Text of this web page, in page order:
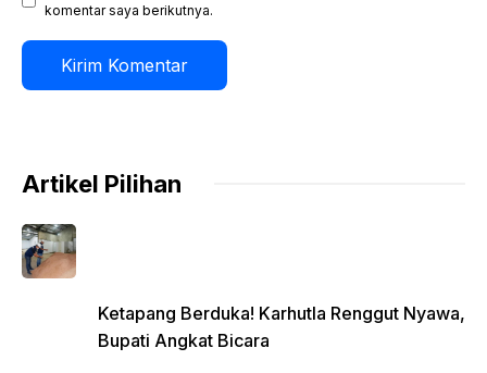
komentar saya berikutnya.
Artikel Pilihan
Ketapang Berduka! Karhutla Renggut Nyawa,
Bupati Angkat Bicara